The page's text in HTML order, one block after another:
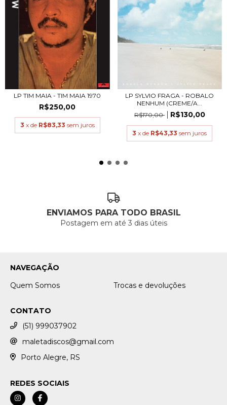
LP TIM MAIA - TIM MAIA 1970
R$250,00
3 x de R$83,33 sem juros
LP SYLVIO FRAGA - ROBALO
NENHUM (CREME/A...
R$170,00
R$130,00
3 x de R$43,33 sem juros
ENVIAMOS PARA TODO BRASIL
Postagem em até 3 dias úteis
NAVEGAÇÃO
Quem Somos
Trocas e devoluções
CONTATO
(51) 999037902
maletadiscos@gmail.com
Porto Alegre, RS
REDES SOCIAIS